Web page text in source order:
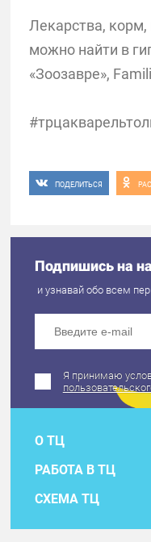
Лекарства, корм,
можно найти в
«Зоозавре»,
ПОДЕЛИТЬСЯ
Подпишись на
и узнавай обо всем
Я принимаю
О ТЦ
РАБОТА В ТЦ
СХЕМА ТЦ